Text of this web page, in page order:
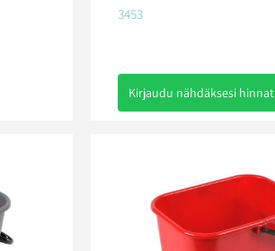
3453
Kirjaudu nähdäksesi hinnat